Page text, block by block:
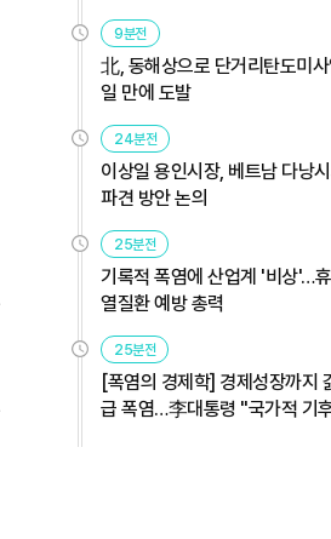
9분전
北, 동해상으로 단거리탄도미
일 만에 도발
24분전
이상일 용인시장, 베트남 다낭
파견 방안 논의
25분전
기록적 폭염에 산업계 '비상'…
열질환 예방 총력
25분전
[폭염의 경제학] 경제성장까지
급 폭염…李대통령 "국가적 기